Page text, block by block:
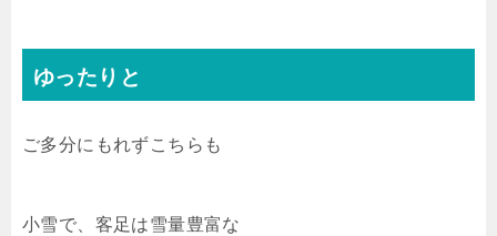
ゆったりと
ご多分にもれずこちらも
小雪で、客足は雪量豊富な